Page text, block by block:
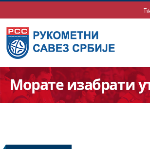
Морате изабрати